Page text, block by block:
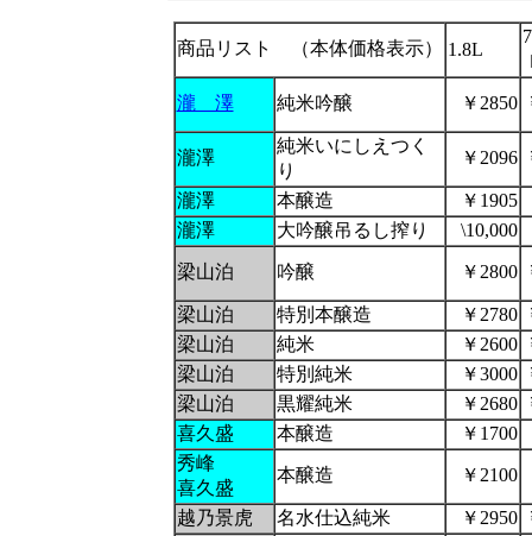
商品リスト （本体価格表示） 1.8L
瀧 澤 純米吟醸 ￥2850
瀧澤
純米いにしえつく
り
￥2096
瀧澤 本醸造
￥1905
瀧澤
大吟醸吊るし搾り \10,000
梁山泊 吟醸 ￥2800
梁山泊 特別本醸造 ￥2780
梁山泊
純米 ￥2600
梁山泊
特別純米 ￥3000
梁山泊
黒耀純米 ￥2680
喜久盛
本醸造
￥1700
秀峰
喜久盛
本醸造 ￥2100
越乃景虎 名水仕込純米 ￥2950